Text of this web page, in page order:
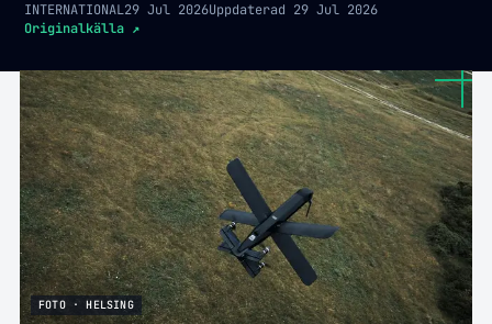
INTERNATIONAL29 Jul 2026Uppdaterad 29 Jul 2026
Originalkälla ↗
FOTO · HELSING